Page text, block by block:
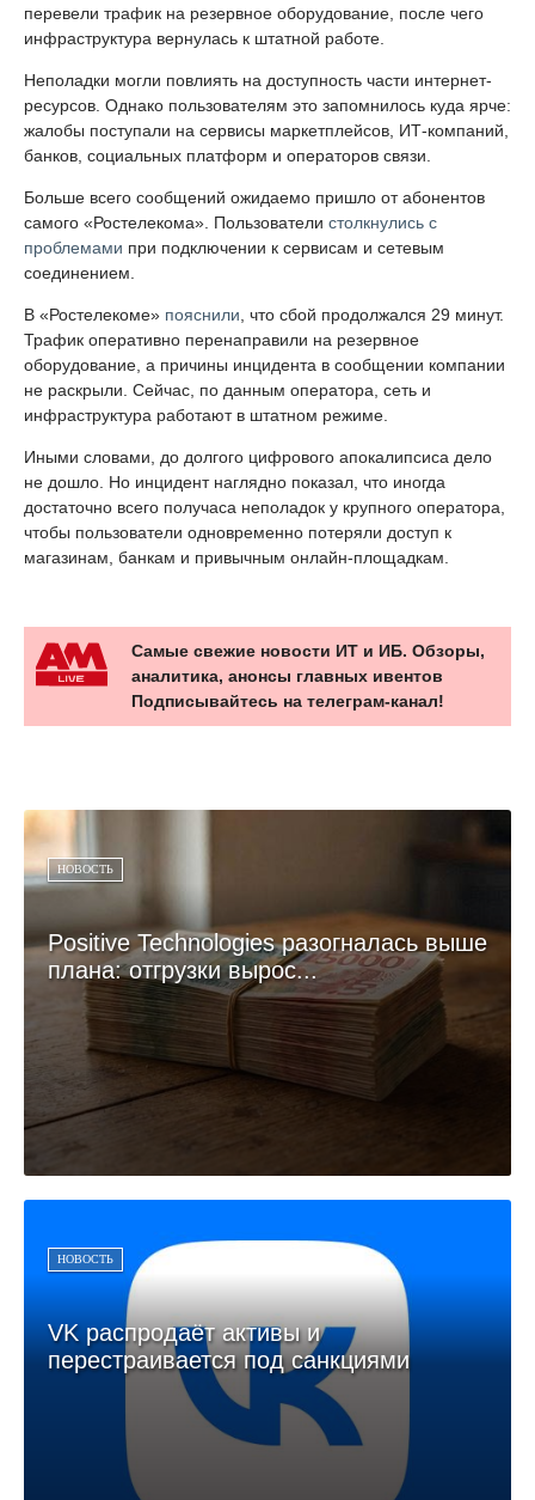
перевели трафик на резервное оборудование, после чего
инфраструктура вернулась к штатной работе.
Неполадки могли повлиять на доступность части интернет-
ресурсов. Однако пользователям это запомнилось куда ярче:
жалобы поступали на сервисы маркетплейсов, ИТ-компаний,
банков, социальных платформ и операторов связи.
Больше всего сообщений ожидаемо пришло от абонентов
самого «Ростелекома». Пользователи столкнулись с
проблемами при подключении к сервисам и сетевым
соединением.
В «Ростелекоме» пояснили, что сбой продолжался 29 минут.
Трафик оперативно перенаправили на резервное
оборудование, а причины инцидента в сообщении компании
не раскрыли. Сейчас, по данным оператора, сеть и
инфраструктура работают в штатном режиме.
Иными словами, до долгого цифрового апокалипсиса дело
не дошло. Но инцидент наглядно показал, что иногда
достаточно всего получаса неполадок у крупного оператора,
чтобы пользователи одновременно потеряли доступ к
магазинам, банкам и привычным онлайн-площадкам.
Самые свежие новости ИТ и ИБ. Обзоры,
аналитика, анонсы главных ивентов
Подписывайтесь на телеграм-канал!
НОВОСТЬ
Positive Technologies разогналась выше
плана: отгрузки вырос...
НОВОСТЬ
VK распродаёт активы и
перестраивается под санкциями